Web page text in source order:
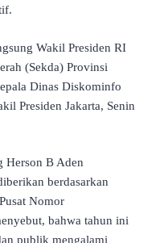
Wakil Presiden RI
(Sekda) Provinsi
Dinas Diskominfo
Presiden Jakarta, Senin
Herson B Aden
berdasarkan
Nomor
bahwa tahun ini
publik mengalami